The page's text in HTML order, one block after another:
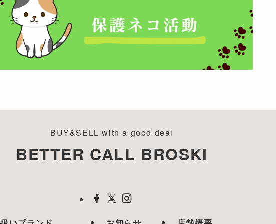
BUY&SELL with a good deal
BETTER CALL BROSKI